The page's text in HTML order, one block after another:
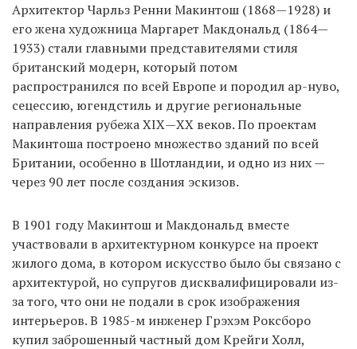
Архитектор Чарльз Ренни Макинтош (1868—1928) и
его жена художница Маргарет Макдональд (1864—
1933) стали главными представителями стиля
британский модерн, который потом
распространился по всей Европе и породил ар-нуво,
сецессию, югендстиль и другие региональные
направления рубежа ХІХ—ХХ веков. По проектам
Макинтоша построено множество зданий по всей
Британии, особенно в Шотландии, и одно из них —
через 90 лет после создания эскизов.
В 1901 году Макинтош и Макдональд вместе
участвовали в архитектурном конкурсе на проект
жилого дома, в котором искусство было бы связано с
архитектурой, но супругов дисквалифицировали из-
за того, что они не подали в срок изображения
интерьеров. В 1985-м инженер Грэхэм Роксборо
купил заброшенный частный дом Крейги Холл,